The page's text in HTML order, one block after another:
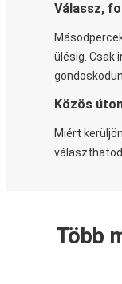
Válassz,
ülésig. Csak
Közös
Miért
Több